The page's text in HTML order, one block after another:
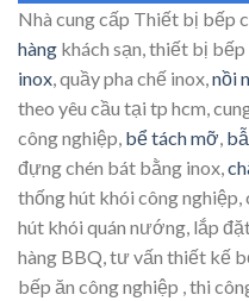
Nhà cung cấp Thiết bị bếp
hàng khách sạn, thiết bị
inox , quầy pha chế inox, nồi
theo yêu cầu tại tp hcm,
công nghiệp, bể tách mỡ
đựng chén bát bằng inox,
thống hút khói công
hút khói quán nướng, lắp
hàng BBQ, tư vấn thiết kế
bếp ăn công nghiệp , thi